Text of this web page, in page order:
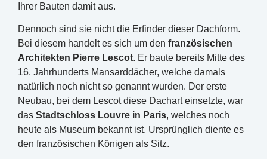
Ihrer Bauten damit aus.
Dennoch sind sie nicht die Erfinder dieser Dachform.
Bei diesem handelt es sich um den französischen
Architekten Pierre Lescot. Er baute bereits Mitte des
16. Jahrhunderts Mansarddächer, welche damals
natürlich noch nicht so genannt wurden. Der erste
Neubau, bei dem Lescot diese Dachart einsetzte, war
das Stadtschloss Louvre in Paris, welches noch
heute als Museum bekannt ist. Ursprünglich diente es
den französischen Königen als Sitz.